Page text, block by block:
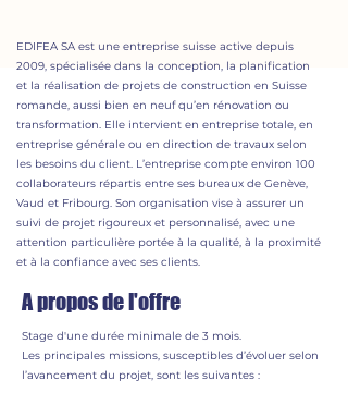
EDIFEA SA est une entreprise suisse active depuis
2009, spécialisée dans la conception, la planification
et la réalisation de projets de construction en Suisse
romande, aussi bien en neuf qu’en rénovation ou
transformation. Elle intervient en entreprise totale, en
entreprise générale ou en direction de travaux selon
les besoins du client. L’entreprise compte environ 100
collaborateurs répartis entre ses bureaux de Genève,
Vaud et Fribourg. Son organisation vise à assurer un
suivi de projet rigoureux et personnalisé, avec une
attention particulière portée à la qualité, à la proximité
et à la confiance avec ses clients.
A propos de l'offre
Stage d'une durée minimale de 3 mois.
Les principales missions, susceptibles d’évoluer selon
l’avancement du projet, sont les suivantes :